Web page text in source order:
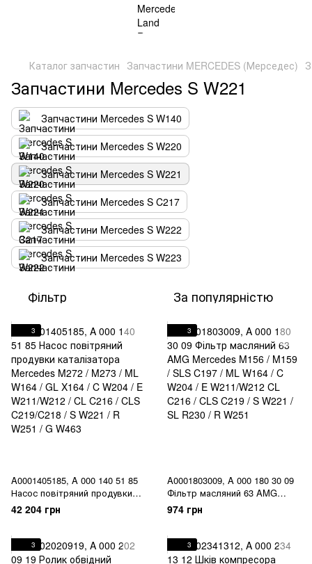
Каталог запчастин Запчастини MERCEDES (Мерседес)
Запчастини Mercedes S W221
Запчастини Mercedes S W140
Запчастини Mercedes S W220
Запчастини Mercedes S W221
Запчастини Mercedes S C217
Запчастини Mercedes S W222
Запчастини Mercedes S W223
Фільтр За популярністю
3
A0001405185, A 000 140 51 85
Насос повітряний продувки
каталізатора Mercedes M272 /
M273 / ML W164 / GL X164 / C
/ CLS C219/C218 / S W221 / R
W251 / G W463
42 204 грн
3
A0001803009, A 000 180 30 09
Фільтр масляний 63 AMG
Mercedes M156 / M159 / SLS
C197 / ML W164 / C W204 / E
C219 / S W221 / SL R230 / R
W251
974 грн
3 3